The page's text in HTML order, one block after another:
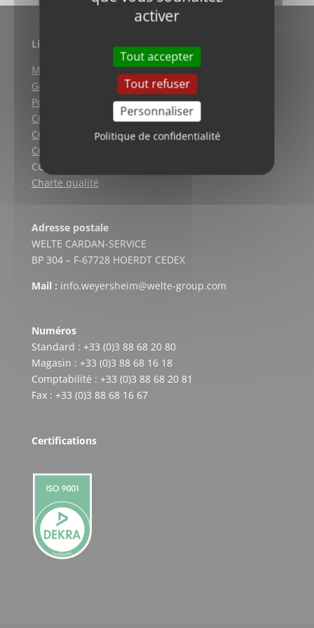
activer
Tout accepter
Tout refuser
Personnaliser
Politique de confidentialité
Liens utiles
Mentions légales
Gestion des cookies
Politique de confidentialité
CGV (Weyersheim)
CGV (Strasbourg)
CGV (Lyon)
CGV vente en ligne
Charte qualité
Adresse postale
WELTE CARDAN-SERVICE
BP 304 – F-67728 HOERDT CEDEX
Mail : info.weyersheim@welte-group.com
Numéros
Standard : +33 (0)3 88 68 20 80
Magasin : +33 (0)3 88 68 16 18
Comptabilité : +33 (0)3 88 68 20 81
Fax : +33 (0)3 88 68 16 67
Certifications